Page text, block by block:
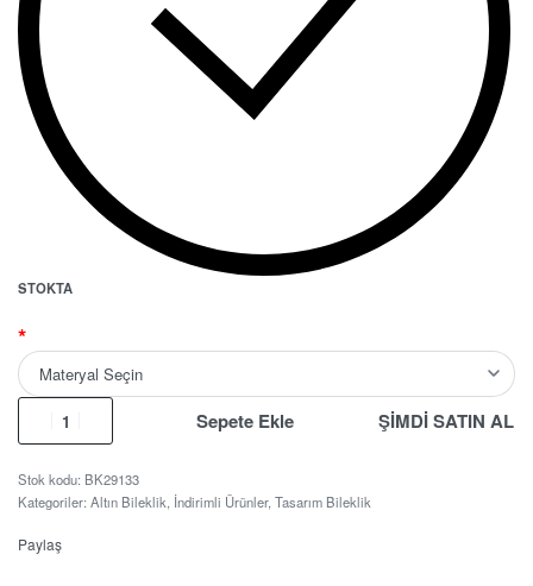
STOKTA
*
Sepete Ekle ŞİMDİ SATIN AL
BK29133
Kategoriler: Altın Bileklik, İndirimli Ürünler, Tasarım Bileklik
Paylaş